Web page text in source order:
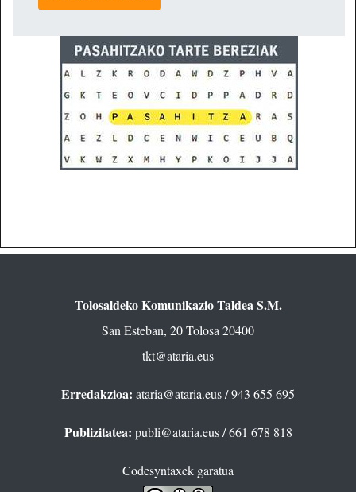
Tolosaldeko Komunikazio Taldea S.M.
San Esteban, 20 Tolosa 20400
tkt@ataria.eus
Erredakzioa: ataria@ataria.eus/ 943 655 695
Publizitatea: publi@ataria.eus/ 661 678 818
Codesyntaxek garatua